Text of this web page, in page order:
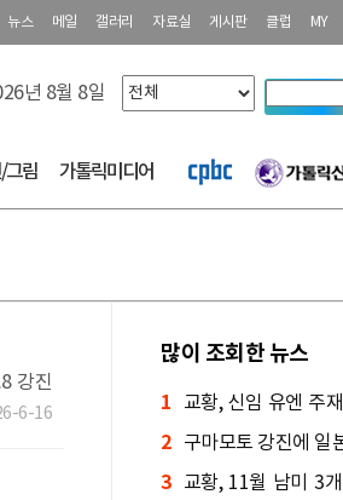
뉴스 메일 갤러리 자료실 게시판 클럽 MY
년 8월 8일
그림 가톨릭미디어
강진
한 지
6-16
많이 조회한 뉴스
1
교황, 신임 유엔 주
통 대주교 임명
2
구마모토 강진에
당도 큰 피해
3
교황, 11월 남미 3